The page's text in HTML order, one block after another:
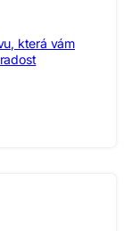
která vám